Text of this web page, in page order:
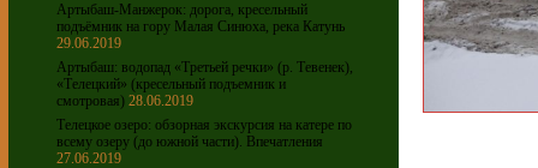
Артыбаш-Манжерок: дорога, кресельный
подъёмник на гору Малая Синюха, река Катунь
29.06.2019
Артыбаш: водопад «Третьей речки» (р. Тевенек),
«Телецкий» (кресельный подъемник и
смотровая) 28.06.2019
Телецкое озеро: обзорная экскурсия на катере по
всему озеру (до южной части). Впечатления
27.06.2019